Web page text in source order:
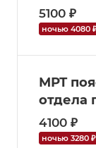
5100 ₽
ночью 4080 ₽
МРТ
отдела
4100 ₽
ночью 3280 ₽